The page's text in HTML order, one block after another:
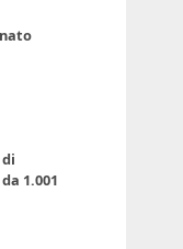
1.001